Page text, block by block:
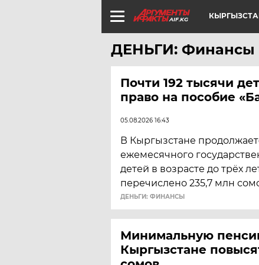
AIF.KG
ДЕНЬГИ: Финансы
Почти 192 тысячи
право на пособие
05.08.2026 16:43
В Кыргызстане
ежемесячного
детей в возрасте до трёх
перечислено 235,7 млн
ДЕНЬГИ: ФИНАНСЫ
Минимальную
Кыргызстане